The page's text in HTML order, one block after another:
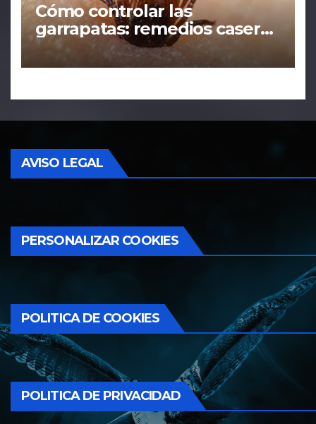
Cómo controlar las
garrapatas: remedios caseros
y tácticas efectivas
AVISO LEGAL
PERSONALIZAR COOKIES
POLITICA DE COOKIES
POLITICA DE PRIVACIDAD